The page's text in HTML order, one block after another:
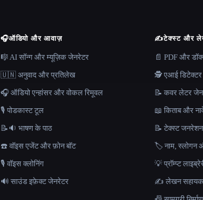
🎧ऑडियो और आवाज़
🎼 AI सॉन्ग और म्यूज़िक जेनरेटर
🇺🇳 अनुवाद और प्रतिलेख
🎧 ऑडियो एन्हांसर और वोकल रिमूवल
🎙️ पोडकास्ट टूल
📝🔉 भाषण के पाठ
☎️ वॉइस एजेंट और फ़ोन बॉट
🎙️ वॉइस क्लोनिंग
🔊 साउंड इफ़ेक्ट जेनरेटर
✍️टेक्स्ट और
📄 PDF और
🕵️ एआई डिटेक्टर
📝 कवर लेटर
📖 किताब और
📝 टेक्स्ट जनरेशन
🏷️ नाम, स्लोगन
💡 प्रॉम्प्ट
✍️ लेखन सहायक